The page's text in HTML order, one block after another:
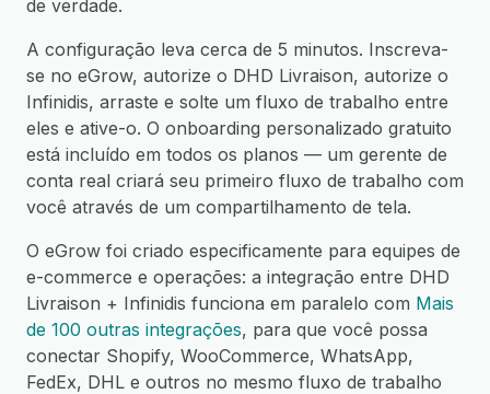
de verdade.
A configuração leva cerca de 5 minutos. Inscreva-
se no eGrow, autorize o DHD Livraison, autorize o
Infinidis, arraste e solte um fluxo de trabalho entre
eles e ative-o. O onboarding personalizado gratuito
está incluído em todos os planos — um gerente de
conta real criará seu primeiro fluxo de trabalho com
você através de um compartilhamento de tela.
O eGrow foi criado especificamente para equipes de
e-commerce e operações: a integração entre DHD
Livraison + Infinidis funciona em paralelo com Mais
de 100 outras integrações, para que você possa
conectar Shopify, WooCommerce, WhatsApp,
FedEx, DHL e outros no mesmo fluxo de trabalho